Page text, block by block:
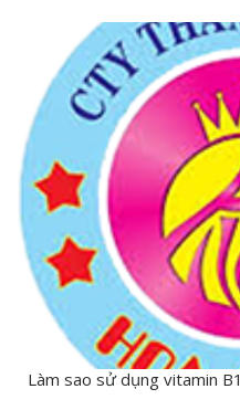
Làm sao sử dụng vitamin